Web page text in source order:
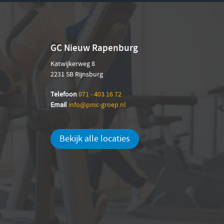
GC Nieuw Rapenburg
Katwijkerweg 8
2231 SB Rijnsburg
Telefoon071 - 403 16 72
Email info@pmc-groep.nl
Bekijk alle locaties